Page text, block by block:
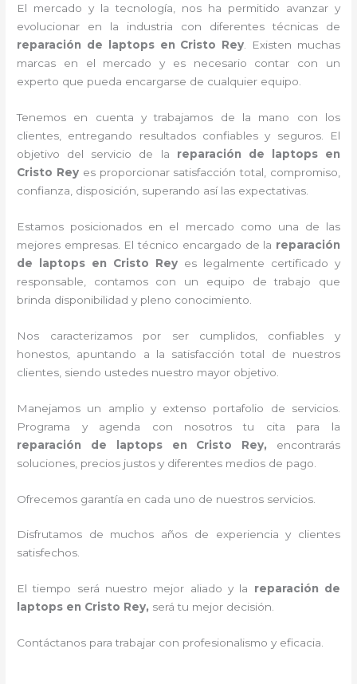
El mercado y la tecnología, nos ha permitido avanzar y
evolucionar en la industria con diferentes técnicas de
reparación de laptops en Cristo Rey . Existen muchas
marcas en el mercado y es necesario contar con un
experto que pueda encargarse de cualquier equipo.
Tenemos en cuenta y trabajamos de la mano con los
clientes, entregando resultados confiables y seguros. El
objetivo del servicio de la reparación de laptops en
Cristo Rey es proporcionar satisfacción total, compromiso,
confianza, disposición, superando así las expectativas.
Estamos posicionados en el mercado como una de las
mejores empresas. El técnico encargado de la reparación
de laptops en Cristo Rey es legalmente certificado y
responsable, contamos con un equipo de trabajo que
brinda disponibilidad y pleno conocimiento.
Nos caracterizamos por ser cumplidos, confiables y
honestos, apuntando a la satisfacción total de nuestros
clientes, siendo ustedes nuestro mayor objetivo.
Manejamos un amplio y extenso portafolio de servicios.
Programa y agenda con nosotros tu cita para la
reparación de laptops en Cristo Rey, encontrarás
soluciones, precios justos y diferentes medios de pago.
Ofrecemos garantía en cada uno de nuestros servicios.
Disfrutamos de muchos años de experiencia y clientes
satisfechos.
El tiempo será nuestro mejor aliado y la reparación de
laptops en Cristo Rey, será tu mejor decisión.
Contáctanos para trabajar con profesionalismo y eficacia.